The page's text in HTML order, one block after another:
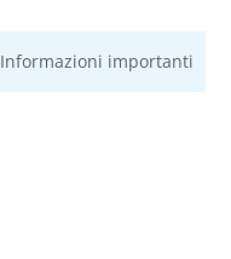
Informazioni importanti